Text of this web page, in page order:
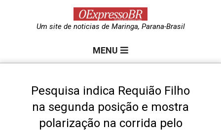
e
Um site de noticias de Maringa, Parana-Brasil
MENU
Pesquisa indica Requião Filho
na segunda posição e mostra
polarização na corrida pelo